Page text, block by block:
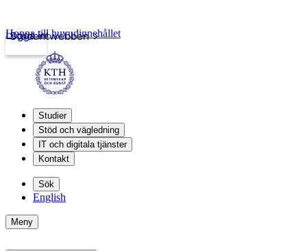
Studentwebben
Logga in
Hoppa till huvudinnehållet
Studier
Stöd och vägledning
IT och digitala tjänster
Kontakt
Sök
English
Meny